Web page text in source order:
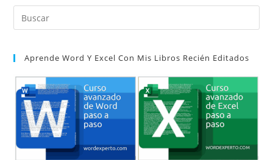
de
Aprende Word Y Excel Con Mis Libros Recién Editados